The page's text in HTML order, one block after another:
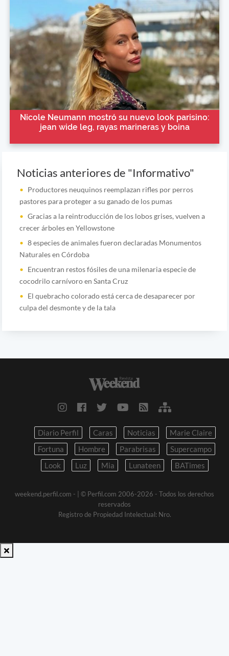
Nicole Neumann mostró su nuevo look parisino:
jean wide leg, rayas marineras y boina
Noticias anteriores de "Informativo"
Productores neuquinos reemplazan rifles por perros
pastores para proteger a su ganado de los pumas
Gracias a la reintroducción de los lobos grises, vuelven a
crecer árboles en Yellowstone
8 especies de animales fueron declaradas Monumentos
Naturales en Córdoba
Encuentran restos fósiles de una milenaria especie de
cocodrilo carnívoro en Santa Cruz
El quebracho colorado está cerca de desaparecer por
culpa del desmonte y de la tala
Diario Perfil Caras Noticias
Marie Claire
Fortuna
Hombre Parabrisas
Supercampo
Look
Luz Mia Lunateen BATimes
weekend.perfil.com -
| © Perfil.com 2006-2026 - Todos los derechos
reservados
Registro de Propiedad Intelectual: Nro.